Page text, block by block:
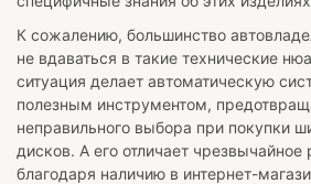
К сожалению, большинство
не вдаваться в такие технические
ситуация делает автоматическую
полезным инструментом,
неправильного выбора при покупки
дисков. А его отличает чрезвычайное
благодаря наличию в интернет-